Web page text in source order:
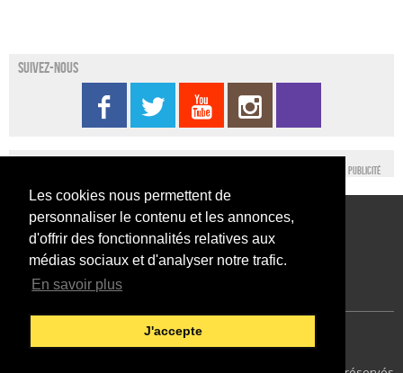
Les cookies nous permettent de
personnaliser le contenu et les annonces,
d'offrir des fonctionnalités relatives aux
médias sociaux et d'analyser notre trafic.
En savoir plus
J'accepte
Suivez-nous
Publicité
Conditions générales d’utilisation
Nous contacter
Conditions générales de vente
Mentions légales